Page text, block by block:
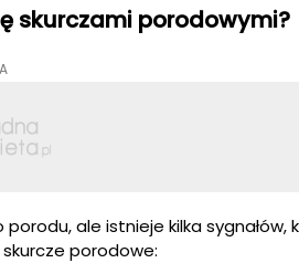
skurczami porodowymi?
ale istnieje kilka sygnałów,
porodowe: